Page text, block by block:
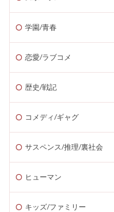
学園/青春
恋愛/ラブコメ
歴史/戦記
コメディ/ギャグ
サスペンス/推理/裏社会
ヒューマン
キッズ/ファミリー